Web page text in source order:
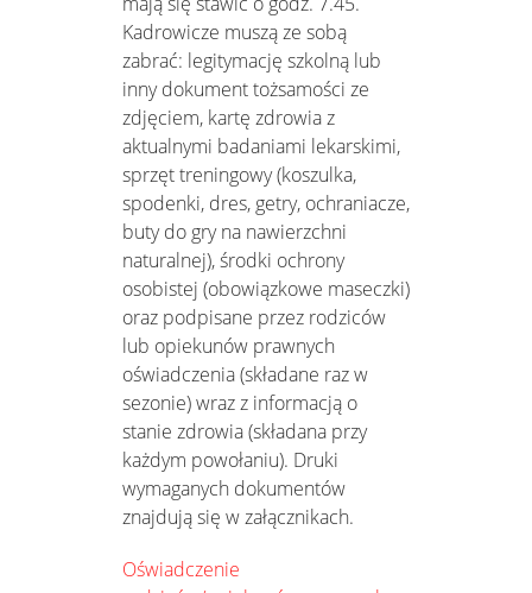
Kadrowicze muszą ze sobą
zabrać: legitymację szkolną lub
inny dokument tożsamości ze
zdjęciem, kartę zdrowia z
aktualnymi badaniami lekarskimi,
sprzęt treningowy (koszulka,
spodenki, dres, getry, ochraniacze,
buty do gry na nawierzchni
naturalnej), środki ochrony
osobistej (obowiązkowe maseczki)
oraz podpisane przez rodziców
lub opiekunów prawnych
oświadczenia (składane raz w
sezonie) wraz z informacją o
stanie zdrowia (składana przy
każdym powołaniu). Druki
wymaganych dokumentów
znajdują się w załącznikach.
Oświadczenie